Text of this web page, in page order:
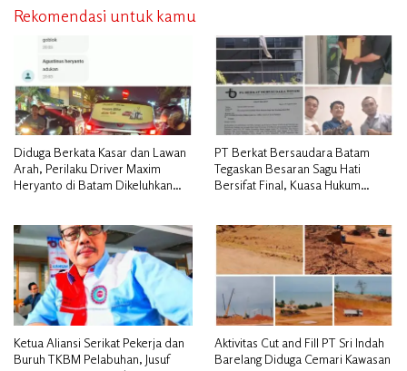
Rekomendasi untuk kamu
Diduga Berkata Kasar dan Lawan
Arah, Perilaku Driver Maxim
Heryanto di Batam Dikeluhkan
PT Berkat Bersaudara Batam
Tegaskan Besaran Sagu Hati
Bersifat Final, Kuasa Hukum
Ketua Aliansi Serikat Pekerja dan
Buruh TKBM Pelabuhan, Jusuf
Aktivitas Cut and Fill PT Sri Indah
Barelang Diduga Cemari Kawasan